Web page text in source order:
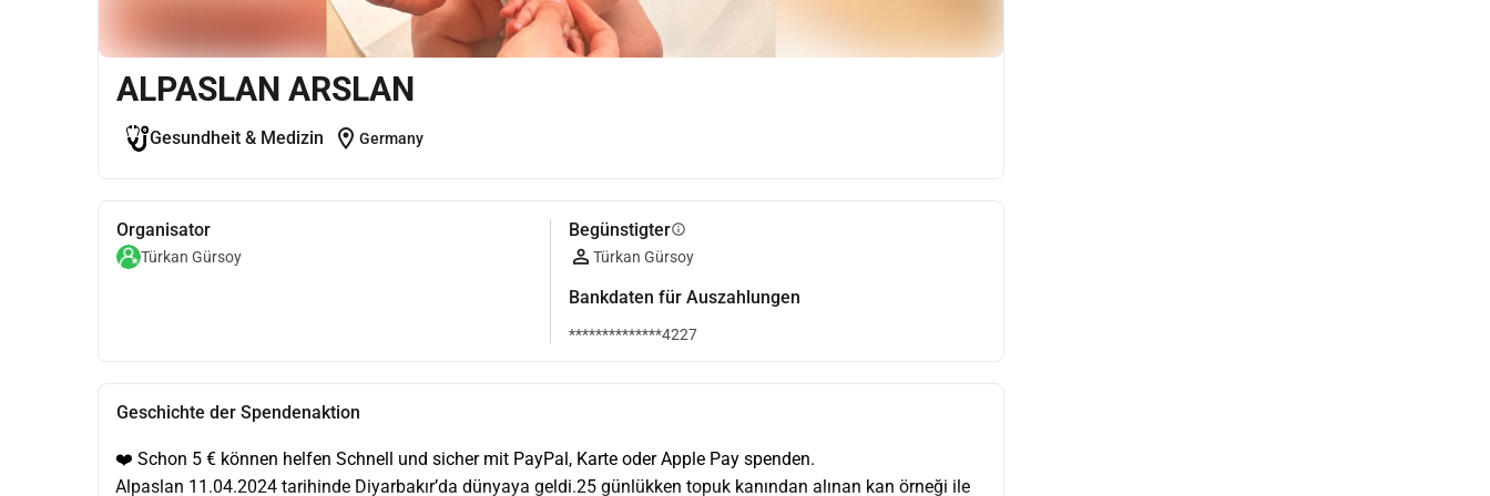
ALPASLAN ARSLAN
Gesundheit & Medizin location_on Germany
Organisator
Türkan Gürsoy
Begünstigterinfo
Türkan Gürsoy
Bankdaten für Auszahlungen
**************4227
Geschichte der Spendenaktion
❤️ Schon 5 € können helfen Schnell und sicher mit PayPal, Karte oder Apple Pay spenden.
Alpaslan 11.04.2024 tarihinde Diyarbakır’da dünyaya geldi.25 günlükken topuk kanından alınan kan örneği ile